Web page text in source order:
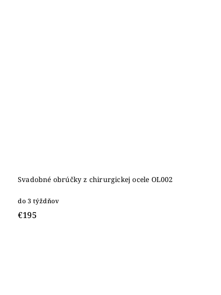
Svadobné obrúčky z chirurgickej ocele OL002
do 3 týždňov
€195